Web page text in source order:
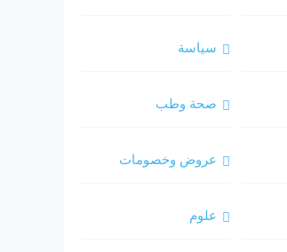
سياسة
صحة وطب
عروض وخصومات
علوم